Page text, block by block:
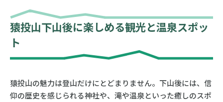
猿投山下山後に楽しめる観光と温泉スポッ
ト
猿投山の魅力は登山だけにとどまりません。下山後には、信
仰の歴史を感じられる神社や、滝や温泉といった癒しのスポ